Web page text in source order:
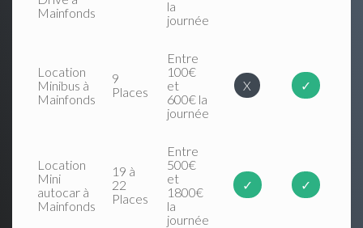
Mainfonds
la
journée
Location
Minibus à
Mainfonds
9
Places
Entre
100€
et
600€ la
journée
X ✓
Location
Mini
autocar à
Mainfonds
19 à
22
Places
Entre
500€
et
1800€
la
journée
✓ ✓